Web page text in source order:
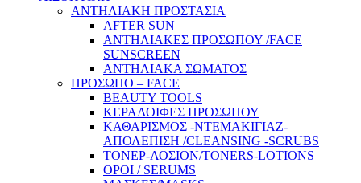
ΑΝΤΗΛΙΑΚΗ ΠΡΟΣΤΑΣΙΑ
AFTER SUN
ΑΝΤΗΛΙΑΚΕΣ ΠΡΟΣΩΠΟΥ /FACE
SUNSCREEN
ΑΝΤΗΛΙΑΚΑ ΣΩΜΑΤΟΣ
ΠΡΟΣΩΠΟ – FACE
BEAUTY TOOLS
ΚΕΡΑΛΟΙΦΕΣ ΠΡΟΣΩΠΟΥ
ΚΑΘΑΡΙΣΜΟΣ -ΝΤΕΜΑΚΙΓΙΑΖ-
ΑΠΟΛΕΠΙΣΗ /CLEANSING -SCRUBS
ΤΟΝΕΡ-ΛΟΣΙΟΝ/TONERS-LOTIONS
ΟΡΟΙ / SERUMS